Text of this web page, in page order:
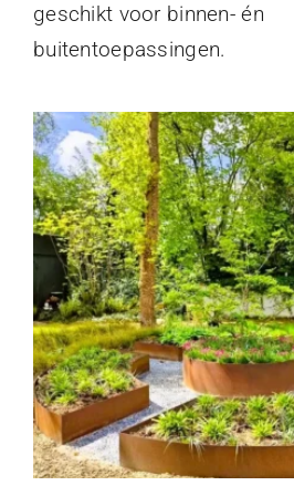
geschikt voor binnen- én
buitentoepassingen.